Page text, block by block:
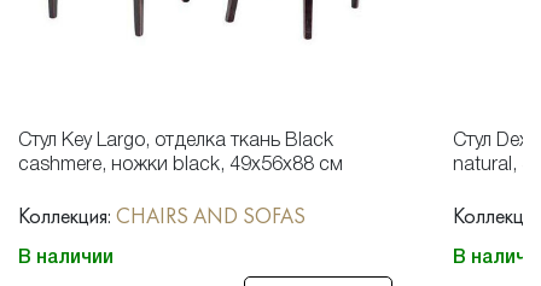
Стул Key Largo, отделка ткань Black
cashmere, ножки black, 49x56x88 см
Коллекция: CHAIRS AND SOFAS
В наличии
Стул
natural,
В